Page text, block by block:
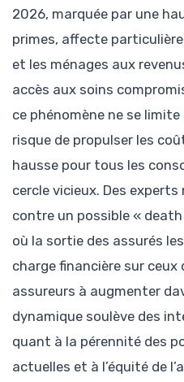
2026, marquée par une
primes, affecte
et les ménages aux
accès aux soins
ce phénomène ne se
risque de propulser les
hausse pour tous les
cercle vicieux. Des
contre un possible «
où la sortie des assurés
charge financière sur
assureurs à augmenter
dynamique soulève des
quant à la pérennité des
actuelles et à l’équité de